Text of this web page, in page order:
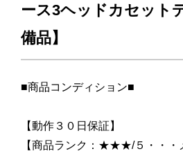
ース3ヘッドカセット
備品】
■商品コンディション■
【動作３０日保証】
【商品ランク：★★★/５・・・